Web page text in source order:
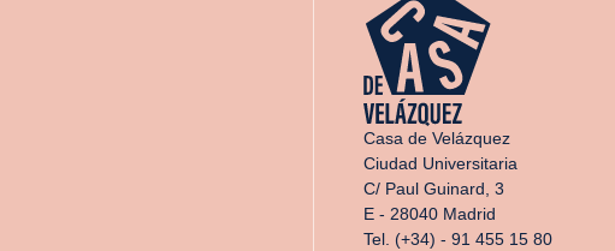
Casa de Velázquez
Ciudad Universitaria
C/ Paul Guinard, 3
E - 28040 Madrid
Tel. (+34) - 91 455 15 80